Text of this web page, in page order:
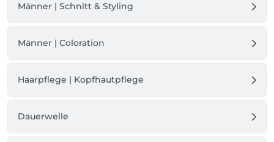
Männer | Schnitt & Styling
Männer | Coloration
Haarpflege | Kopfhautpflege
Dauerwelle